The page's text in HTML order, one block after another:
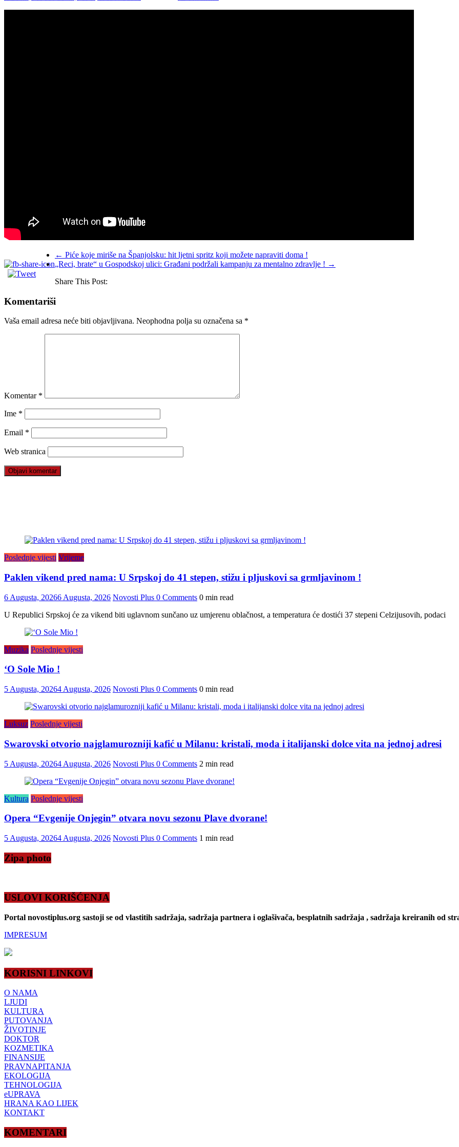
← Piće koje miriše na Španjolsku: hit ljetni spritz koji možete napraviti doma !
„Reci, brate“ u Gospodskoj ulici: Građani podržali kampanju za mentalno zdravlje ! →
Share This Post:
Komentariši
Vaša email adresa neće biti objavljivana. Neophodna polja su označena sa *
Komentar *
Ime *
Email *
Web stranica
Poslednje vijesti Vrijeme
Paklen vikend pred nama: U Srpskoj do 41 stepen, stižu i pljuskovi sa grmljavinom !
6 Augusta, 20266 Augusta, 2026 Novosti Plus 0 Comments 0 min read
U Republici Srpskoj će za vikend biti uglavnom sunčano uz umjerenu oblačnost, a temperatura će dostići 37 stepeni Celzijusovih, podaci
Muzika Poslednje vijesti
‘O Sole Mio !
5 Augusta, 20264 Augusta, 2026 Novosti Plus 0 Comments 0 min read
Luksuz Poslednje vijesti
Swarovski otvorio najglamurozniji kafić u Milanu: kristali, moda i italijanski dolce vita na jednoj adresi
5 Augusta, 20264 Augusta, 2026 Novosti Plus 0 Comments 2 min read
Kultura Poslednje vijesti
Opera “Evgenije Onjegin” otvara novu sezonu Plave dvorane!
5 Augusta, 20264 Augusta, 2026 Novosti Plus 0 Comments 1 min read
Zipa photo
USLOVI KORIŠĆENJA
Portal novostiplus.org sastoji se od vlastitih sadržaja, sadržaja partnera i oglašivača, besplatnih sadržaja , sadržaja kreiranih od
IMPRESUM
KORISNI LINKOVI
O NAMA
LJUDI
KULTURA
PUTOVANJA
ŽIVOTINJE
DOKTOR
KOZMETIKA
FINANSIJE
PRAVNAPITANJA
EKOLOGIJA
TEHNOLOGIJA
eUPRAVA
HRANA KAO LIJEK
KONTAKT
KOMENTARI